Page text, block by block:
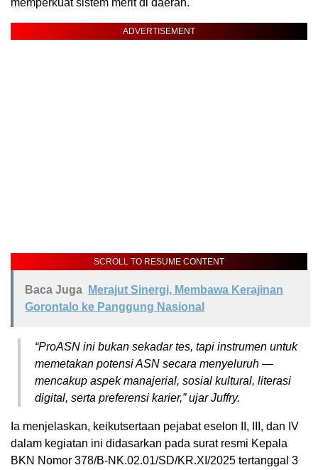
ADVERTISEMENT
SCROLL TO RESUME CONTENT
Baca Juga
Merajut Sinergi, Membawa Kerajinan
Gorontalo ke Panggung Nasional
“ProASN ini bukan sekadar tes, tapi instrumen untuk
memetakan potensi ASN secara menyeluruh —
mencakup aspek manajerial, sosial kultural, literasi
digital, serta preferensi karier,” ujar Juffry.
Ia menjelaskan, keikutsertaan pejabat eselon II, III, dan IV
dalam kegiatan ini didasarkan pada surat resmi Kepala
BKN Nomor 378/B-NK.02.01/SD/KR.XI/2025 tertanggal 3